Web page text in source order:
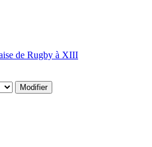
de Rugby à XIII